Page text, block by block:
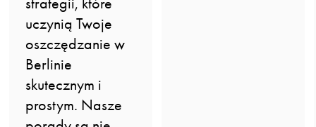
uczynią Twoje
oszczędzanie w
Berlinie
skutecznym i
prostym. Nasze